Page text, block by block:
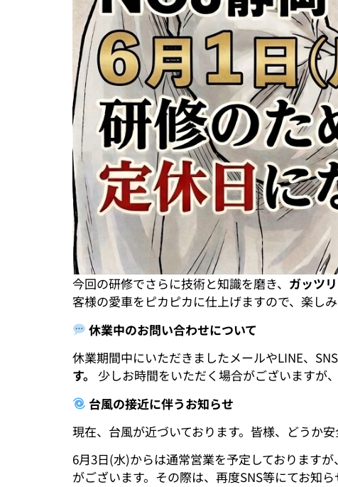
今回の研修でさらに技術と知識を磨き、 ガッツ
客様の愛車をピカピカに仕上げますので、楽し
休業中のお問い合わせについて
休業期間中にいただきましたメールやLINE、
す。 少しお時間をいただく場合がございますが
台風の接近に伴うお知らせ
現在、台風が近づいております。皆様、どうか
6月3日(水)からは通常営業を予定しております
がございます。その際は、再度SNS等にてお知ら